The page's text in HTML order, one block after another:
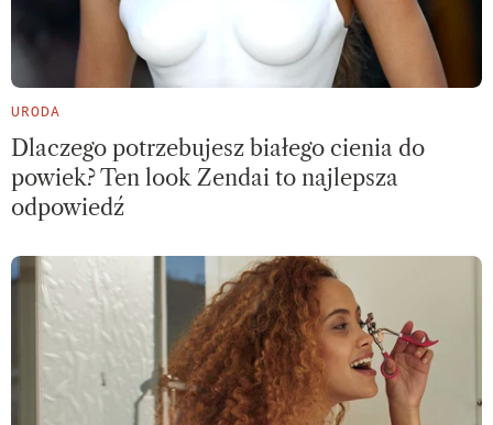
URODA
Dlaczego potrzebujesz białego cienia do
powiek? Ten look Zendai to najlepsza
odpowiedź